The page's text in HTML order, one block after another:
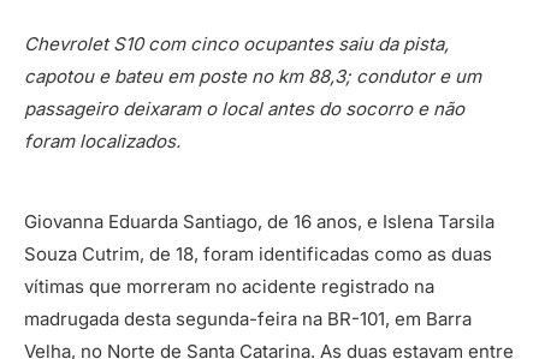
Chevrolet S10 com cinco ocupantes saiu da pista,
capotou e bateu em poste no km 88,3; condutor e um
passageiro deixaram o local antes do socorro e não
foram localizados.
Giovanna Eduarda Santiago, de 16 anos, e Islena Tarsila
Souza Cutrim, de 18, foram identificadas como as duas
vítimas que morreram no acidente registrado na
madrugada desta segunda-feira na BR-101, em Barra
Velha, no Norte de Santa Catarina. As duas estavam entre